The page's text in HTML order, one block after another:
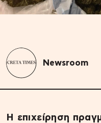
Newsroom
Η επιχείρηση